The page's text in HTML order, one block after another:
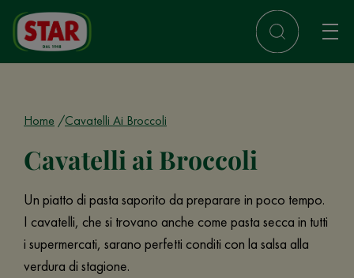
Home Cavatelli Ai Broccoli
Cavatelli ai Broccoli
Un piatto di pasta saporito da preparare in poco tempo.
I cavatelli, che si trovano anche come pasta secca in tutti
i supermercati, sarano perfetti conditi con la salsa alla
verdura di stagione.